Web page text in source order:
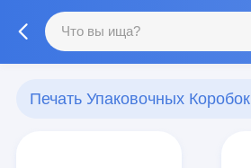
Печать Упаковочных Коробок